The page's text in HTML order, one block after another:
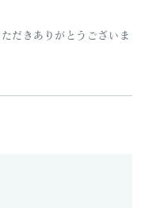
だきありがとうございま